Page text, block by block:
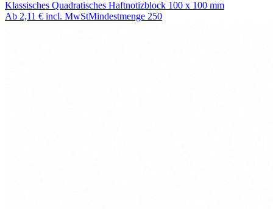
Klassisches Quadratisches Haftnotizblock 100 x 100 mm
Ab 2,11 € incl. MwStMindestmenge 250